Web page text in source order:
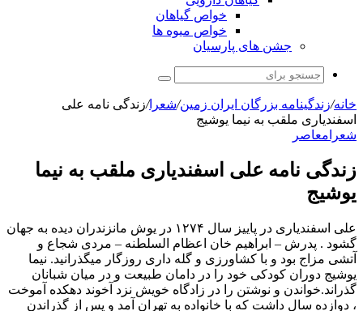
خواص گیاهان
خواص میوه ها
جشن های پارسیان
جستجو
برای
خانه/زندگینامه بزرگان ایران زمین/شعرا/زندگی نامه علی
اسفندیاری ملقب به نیما یوشیج
شعرا معاصر
زندگی نامه علی اسفندیاری ملقب به نیما
یوشیج
علی اسفندیاری در پاییز سال ۱۲۷۴ در یوش مانزندران دیده به جهان
گشود . پدرش – ابراهیم خان اعظام السلطنه – مردی شجاع و
آتشی مزاج بود و با کشاورزی و گله داری روزگار میگذرانید. نیما
یوشیج دوران کودکی خود را در دامان طبیعت و در میان شبانان
گذراند.خواندن و نوشتن را در زادگاه خویش نزد آخوند دهکده آموخت
، دوازده سال داشت که با خانواده به تهران آمد و پس از گذراندن